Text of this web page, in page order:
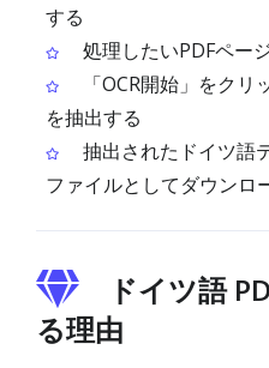
する
処理したいPDFペー
「OCR開始」をク
を抽出する
抽出されたドイツ語
ファイルとしてダウンロ
ドイツ語
る理由